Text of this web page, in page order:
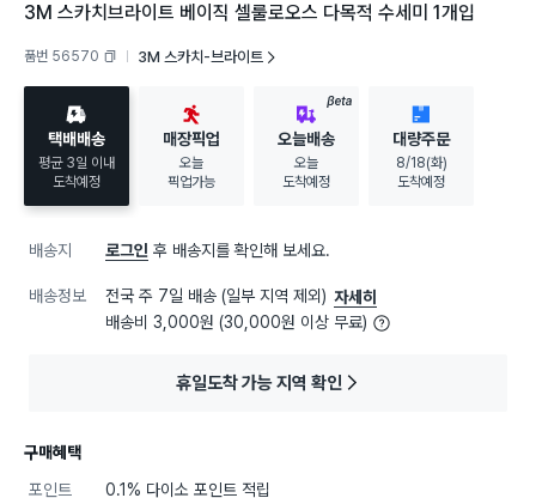
3M 스카치브라이트 베이직 셀룰로오스 다목적 수세미 1개입
품번 56570
3M 스카치-브라이트
택배배송
평균 3일 이내
도착예정
매장픽업
오늘
픽업가능
BETA
오늘배송
오늘
도착예정
대량주문
8/18(화)
도착예정
배송지 로그인 후 배송지를 확인해 보세요.
배송정보 전국 주 7일 배송 (일부 지역 제외) 자세히
배송비 3,000원 (30,000원 이상 무료)
휴일도착 가능 지역 확인
구매혜택
포인트
0.1% 다이소 포인트 적립